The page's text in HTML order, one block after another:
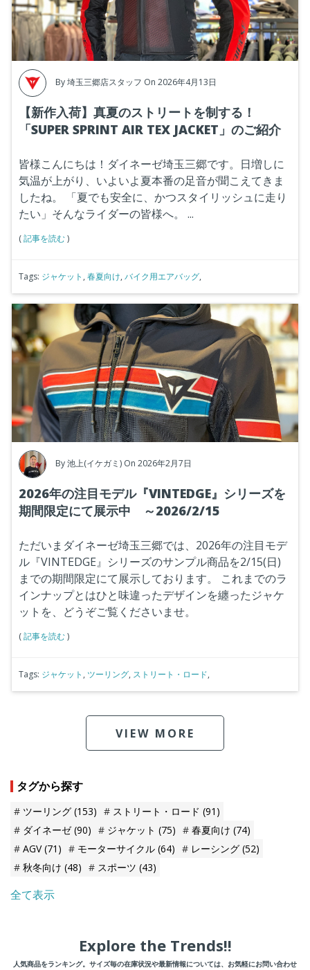
By埼玉三郷店スタッフ On 2026年4月13日
【新作入荷】真夏のストリートを制する！
「SUPER SPRINT AIR TEX JACKET」のご紹介
皆様こんにちは！ダイネーゼ埼玉三郷です。日増しに
気温が上がり、いよいよ夏本番の足音が聞こえてきま
したね。
「夏でも安全に、かつスタイリッシュに走り
たい」そんなライダーの皆様へ。
...
(記事を読む)
Tags: ジャケット , 春夏向け, バイク用エアバッグ,
By池上(イケガミ) On 2026年2月7日
2026年の注目モデル『VINTEDGE』シリーズを
期間限定にて展示中 ～2026/2/15
ただいまダイネーゼ埼玉三郷では、2026年の注目モデ
ル『VINTEDGE』シリーズのサンプル商品を2/15(日)
までの期間限定にて展示しております。
これまでのラ
インナップとはひと味違ったデザインを纏ったジャケ
ットを、どうぞご覧くださいませ。
(記事を読む)
Tags: ジャケット , ツーリング, ストリート・ロード,
VIEW MORE
タグから探す
ツーリング (153) ストリート・ロード (91)
ダイネーゼ(90) ジャケット (75) 春夏向け (74)
AGV(71) モーターサイクル (64) レーシング (52)
秋冬向け (48) スポーツ (43)
全て表示
Explore the Trends!!
人気商品をランキング。サイズ毎の在庫状況や最新情報については、お気軽にお問い合わせ